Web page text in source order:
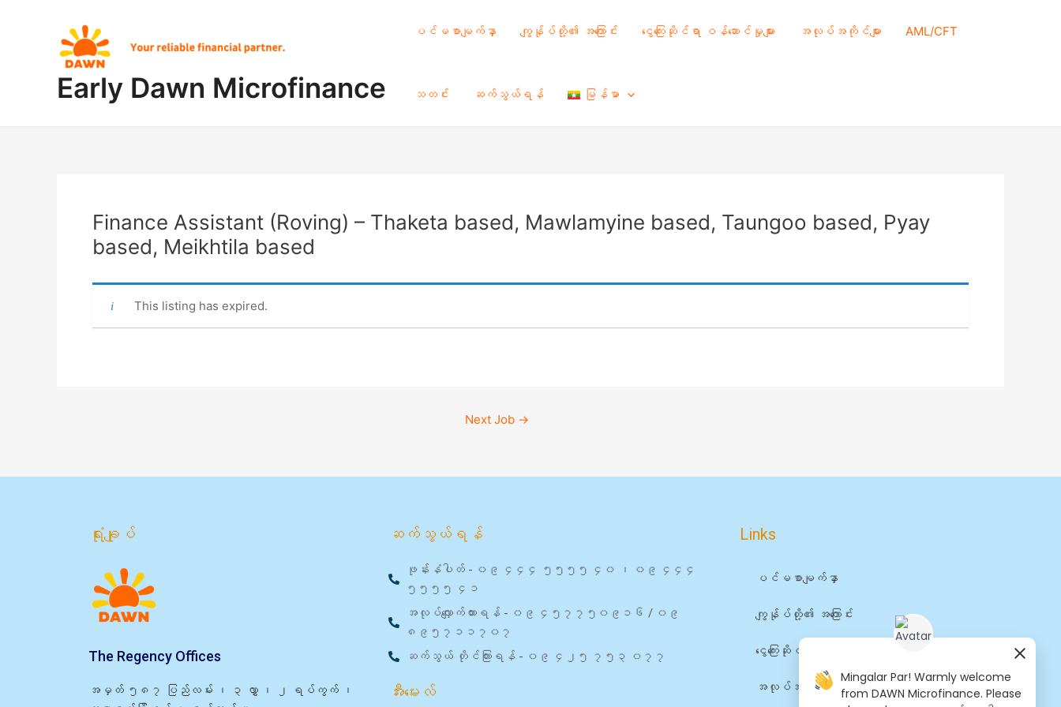
Early Dawn Microfinance
ပင်မစာမျက်နှာ ကျွန်ုပ်တို့၏ အကြောင်း ငွေကြေးဆိုင်ရာ ဝန်ဆောင်မှုများ အလုပ်အကိုင်များ AML/CFT
သတင်း ဆက်သွယ်ရန် မြန်မာ
Finance Assistant (Roving) – Thaketa based, Mawlamyine based, Taungoo based, Pyay
based, Meikhtila based
This listing has expired.
navigation
Next Job →
ရုံးချုပ်
The Regency Offices
အမှတ် ၅၈၇ ပြည်လမ်း ၊ ၃ လွှာ ၊ ၂ ရပ်ကွက် ၊
ဆက်သွယ်ရန်
ဖုန်းနံပါတ် - ၀၉ ၄၄၄ ၅၅၅၅ ၄၀ ၊ ၀၉ ၄၄၄
၅၅၅၅ ၄၁
အလုပ်လျှောက်ထားရန် - ၀၉ ၄၅၇၇၅၀၉၁၆ / ၀၉
၈၉၅၇၁၁၇၀၇
ဆက်သွယ် တိုင်ကြားရန် - ၀၉ ၄၂၅ ၇၅၃ ၀၇၇
အီးမေးလ်
Links
ပင်မစာမျက်နှာ
ကျွန်ုပ်တို့၏ အကြောင်း
ငွေကြေးဆိုင်ရာ ဝန်ဆောင်မှုများ
အလုပ်အကိုင်များ
Mingalar Par! Warmly welcome
from DAWN Microfinance. Please